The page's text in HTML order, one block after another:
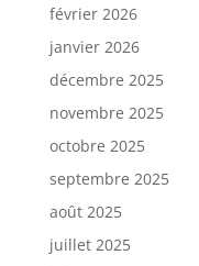
février 2026
janvier 2026
décembre 2025
novembre 2025
octobre 2025
septembre 2025
août 2025
juillet 2025